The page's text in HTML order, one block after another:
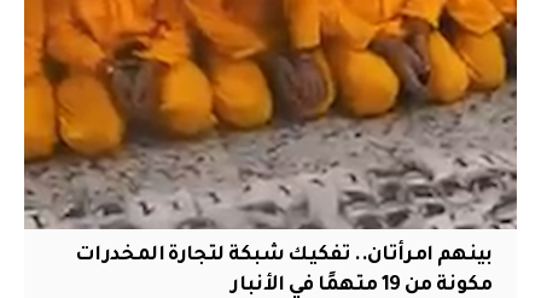
بينهم امرأتان.. تفكيك شبكة لتجارة المخدرات
مكونة من 19 متهمًا في الأنبار